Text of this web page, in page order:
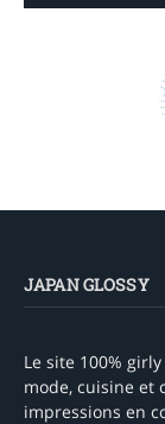
JAPAN GLOSSY
Le site 100%
mode, cuisine et
impressions en